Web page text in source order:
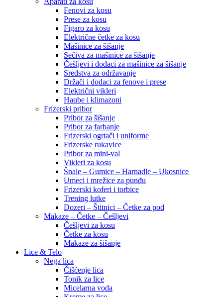
Fenovi za kosu
Prese za kosu
Figaro za kosu
Električne četke za kosu
Mašinice za šišanje
Sečiva za mašinice za šišanje
Češljevi i dodaci za mašinice za šišanje
Sredstva za održavanje
Držači i dodaci za fenove i prese
Električni vikleri
Haube i klimazoni
Frizerski pribor
Pribor za šišanje
Pribor za farbanje
Frizerski ogrtači i uniforme
Frizerske rukavice
Pribor za mini-val
Vikleri za kosu
Šnale – Gumice – Harnadle – Ukosnice
Umeci i mrežice za punđu
Frizerski koferi i torbice
Trening lutke
Dozeri – Štitnici – Četke za pod
Makaze – Četke – Češljevi
Češljevi za kosu
Četke za kosu
Makaze za šišanje
Lice & Telo
Nega lica
Čišćenje lica
Tonik za lice
Micelarna voda